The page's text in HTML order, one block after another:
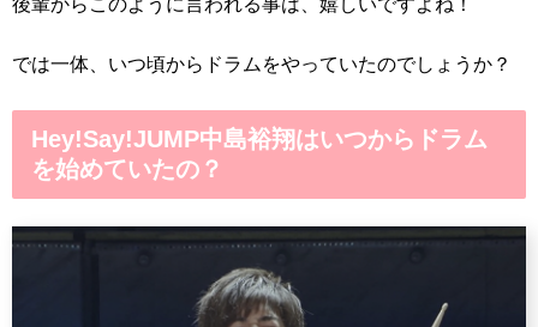
では一体、いつ頃からドラムをやっていたのでしょうか？
Hey!Say!JUMP中島裕翔はいつからドラム
を始めていたの？